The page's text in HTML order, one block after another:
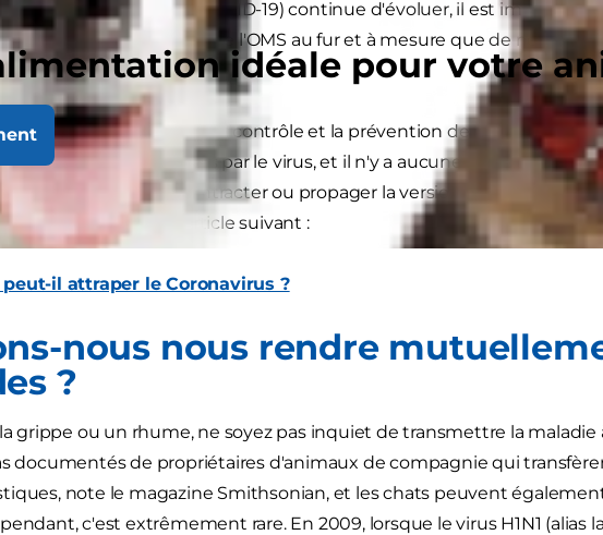
idéale pour votre
du coronavirus (COVID-19) continue d'évoluer, il est important
les recommandations de l'OMS au fur et à mesure que de
Centres américains pour le contrôle et la prévention des maladies
États-Unis contaminés par le virus, et il n'y a aucune preuve que les
puissent contracter ou propager la version humaine du
veuillez consulter l'article suivant :
il attraper le Coronavirus ?
nous nous rendre
?
grippe ou un rhume, ne soyez pas inquiet de transmettre la maladie
documentés de propriétaires d'animaux de compagnie qui
note le magazine Smithsonian, et les chats peuvent
c'est extrêmement rare. En 2009, lorsque le virus H1N1 (alias